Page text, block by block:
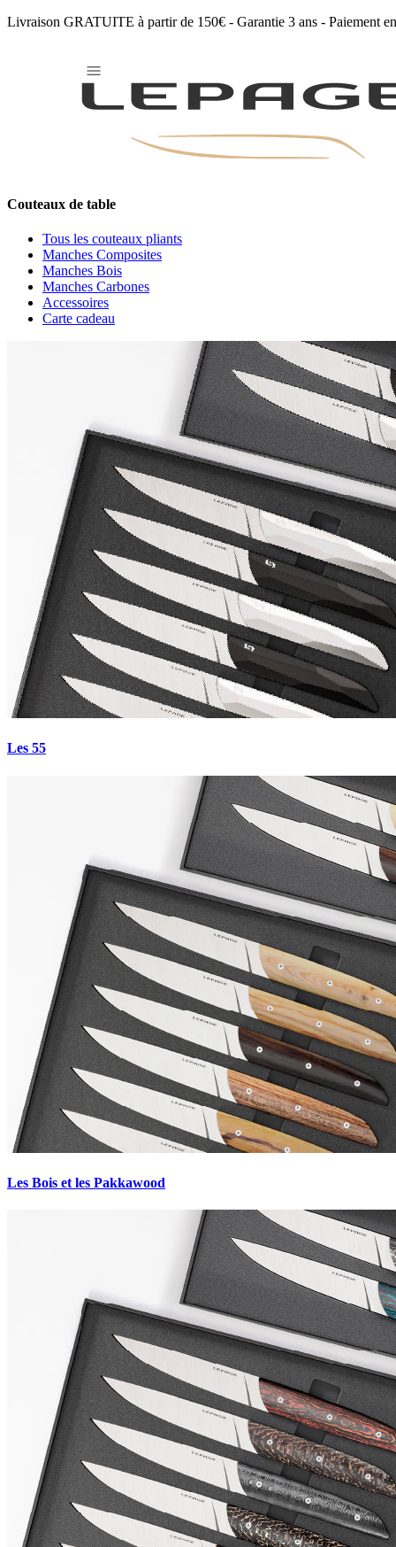
Livraison GRATUITE à partir de 150€ - Garantie 3 ans - Paiement
Couteaux de table
Tous les couteaux pliants
Manches Composites
Manches Bois
Manches Carbones
Accessoires
Carte cadeau
Les 55
Les Bois et les Pakkawood